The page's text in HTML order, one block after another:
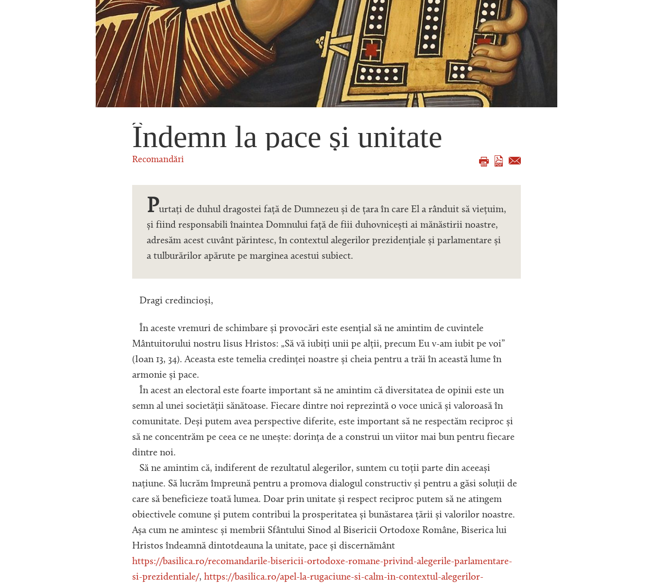
Îndemn la pace și unitate
Recomandări
Purtați de duhul dragostei față de Dumnezeu și de țara în care El a rânduit să viețuim,
și fiind responsabili înaintea Domnului față de fiii duhovnicești ai mănăstirii noastre,
adresăm acest cuvânt părintesc, în contextul alegerilor prezidențiale și parlamentare și
a tulburărilor apărute pe marginea acestui subiect.
Dragi credincioși,
În aceste vremuri de schimbare și provocări este esențial să ne amintim de cuvintele
Mântuitorului nostru Iisus Hristos: „Să vă iubiți unii pe alții, precum Eu v-am iubit pe voi”
(Ioan 13, 34). Aceasta este temelia credinței noastre și cheia pentru a trăi în această lume în
armonie și pace.
În acest an electoral este foarte important să ne amintim că diversitatea de opinii este un
semn al unei societății sănătoase. Fiecare dintre noi reprezintă o voce unică și valoroasă în
comunitate. Deși putem avea perspective diferite, este important să ne respectăm reciproc și
să ne concentrăm pe ceea ce ne unește: dorința de a construi un viitor mai bun pentru fiecare
dintre noi.
Să ne amintim că, indiferent de rezultatul alegerilor, suntem cu toții parte din aceeași
națiune. Să lucrăm împreună pentru a promova dialogul constructiv și pentru a găsi soluții de
care să beneficieze toată lumea. Doar prin unitate și respect reciproc putem să ne atingem
obiectivele comune și putem contribui la prosperitatea și bunăstarea țării și valorilor noastre.
Așa cum ne amintesc și membrii Sfântului Sinod al Bisericii Ortodoxe Române, Biserica lui
Hristos îndeamnă dintotdeauna la unitate, pace și discernământ
https://basilica.ro/recomandarile-bisericii-ortodoxe-romane-privind-alegerile-parlamentare-
si-prezidentiale/, https://basilica.ro/apel-la-rugaciune-si-calm-in-contextul-alegerilor-